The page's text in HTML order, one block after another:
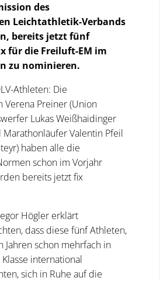
des
Leichtathletik-Verbands
bereits jetzt fünf
für die Freiluft-EM im
zu nominieren.
Athleten: Die
Verena Preiner (Union
Lukas Weißhaidinger
Marathonläufer Valentin Pfeil
haben alle die
schon im Vorjahr
bereits jetzt fix
Högler erklärt
dass diese fünf Athleten,
Jahren schon mehrfach in
international
sich in Ruhe auf die